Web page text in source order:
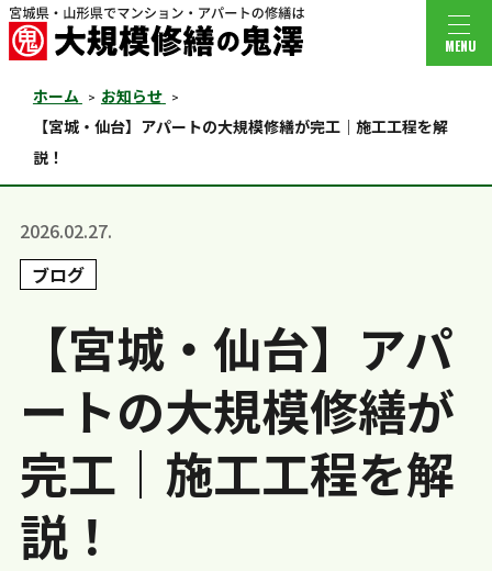
MENU
ホーム
お知らせ
【宮城・仙台】アパートの大規模修繕が完工｜施工工程を解
説！
2026.02.27.
ブログ
【宮城・仙台】アパ
ートの大規模修繕が
完工｜施工工程を解
説！